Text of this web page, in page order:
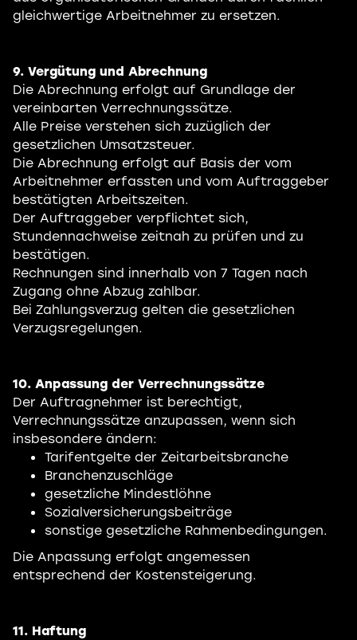
gleichwertige Arbeitnehmer zu ersetzen.
9. Vergütung und Abrechnung
Die Abrechnung erfolgt auf Grundlage der
vereinbarten Verrechnungssätze.
Alle Preise verstehen sich zuzüglich der
gesetzlichen Umsatzsteuer.
Die Abrechnung erfolgt auf Basis der vom
Arbeitnehmer erfassten und vom Auftraggeber
bestätigten Arbeitszeiten.
Der Auftraggeber verpflichtet sich,
Stundennachweise zeitnah zu prüfen und zu
bestätigen.
Rechnungen sind innerhalb von 7 Tagen nach
Zugang ohne Abzug zahlbar.
Bei Zahlungsverzug gelten die gesetzlichen
Verzugsregelungen.
10. Anpassung der Verrechnungssätze
Der Auftragnehmer ist berechtigt,
Verrechnungssätze anzupassen, wenn sich
insbesondere ändern:
Tarifentgelte der Zeitarbeitsbranche
Branchenzuschläge
gesetzliche Mindestlöhne
Sozialversicherungsbeiträge
sonstige gesetzliche Rahmenbedingungen.
Die Anpassung erfolgt angemessen
entsprechend der Kostensteigerung.
11. Haftung